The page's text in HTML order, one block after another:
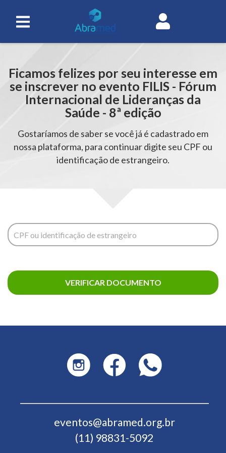
IDENTIFICAÇÃO 3
Ficamos felizes por seu interesse em
se inscrever no evento FILIS - Fórum
Internacional de Lideranças da
Saúde - 8ª edição
Gostaríamos de saber se você já é cadastrado em
nossa plataforma, para continuar digite seu CPF ou
identificação de estrangeiro.
CPF ou identificação de estrangeiro
VERIFICAR DOCUMENTO
eventos@abramed.org.br
(11) 98831-5092